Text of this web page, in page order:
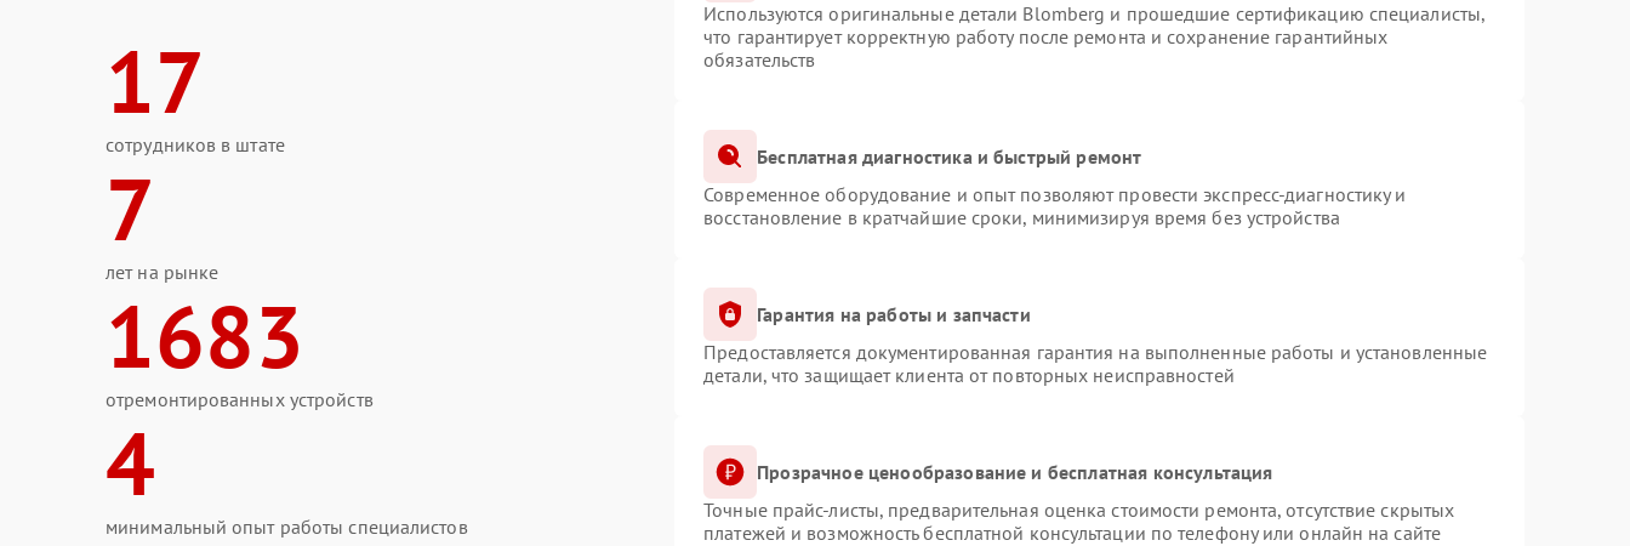
17
сотрудников в штате
7
лет на рынке
1683
отремонтированных устройств
4
минимальный опыт работы специалистов
Используются оригинальные детали Blomberg и прошедшие сертификацию специалисты,
что гарантирует корректную работу после ремонта и сохранение гарантийных
обязательств
Бесплатная диагностика и быстрый ремонт
Современное оборудование и опыт позволяют провести экспресс-диагностику и
восстановление в кратчайшие сроки, минимизируя время без устройства
Гарантия на работы и запчасти
Предоставляется документированная гарантия на выполненные работы и установленные
детали, что защищает клиента от повторных неисправностей
Прозрачное ценообразование и бесплатная консультация
Точные прайс-листы, предварительная оценка стоимости ремонта, отсутствие скрытых
платежей и возможность бесплатной консультации по телефону или онлайн на сайте